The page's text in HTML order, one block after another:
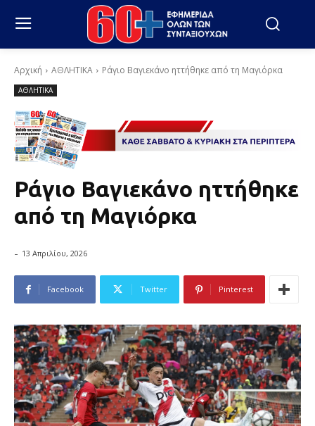
Αρχική ΑΘΛΗΤΙΚΑ Ράγιο Βαγιεκάνο ηττήθηκε από τη Μαγιόρκα
ΑΘΛΗΤΙΚΑ
Ράγιο Βαγιεκάνο ηττήθηκε
από τη Μαγιόρκα
- 13 Απριλίου, 2026
Facebook Twitter Pinterest